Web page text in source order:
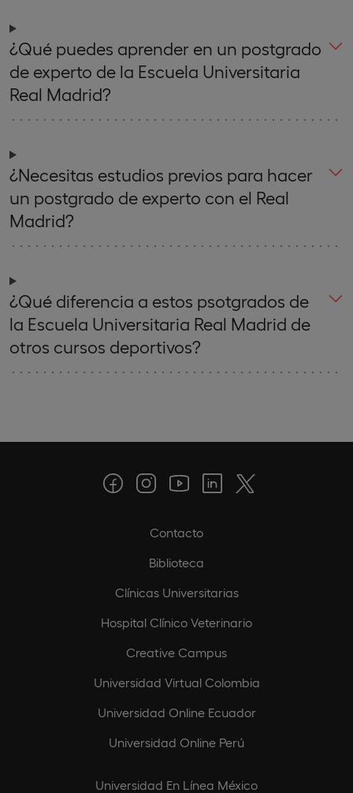
¿Qué puedes aprender en un postgrado
de experto de la Escuela Universitaria
Real Madrid?
¿Necesitas estudios previos para hacer
un postgrado de experto con el Real
Madrid?
¿Qué diferencia a estos psotgrados de
la Escuela Universitaria Real Madrid de
otros cursos deportivos?
Contacto
Biblioteca
Clínicas Universitarias
Hospital Clínico Veterinario
Creative Campus
Universidad Virtual Colombia
Universidad Online Ecuador
Universidad Online Perú
Universidad En Línea México